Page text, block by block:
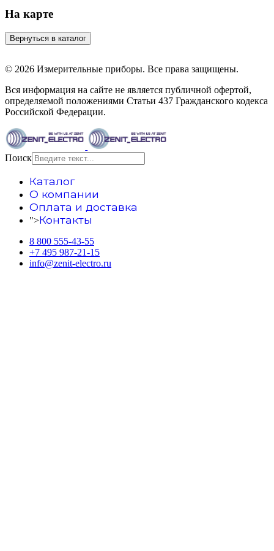
На карте
© 2026 Измерительные приборы. Все права защищены.
Вся информация на сайте не является публичной офертой,
определяемой положениями Статьи 437 Гражданского кодекса
Российской Федерации.
Поиск
Каталог
О компании
Оплата и доставка
">Контакты
8 800 555-43-55
+7 495 987-21-15
info@zenit-electro.ru